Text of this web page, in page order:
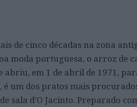
de cinco décadas na zona
moda portuguesa, o arroz de
abriu, em 1 de abril de 1971,
é um dos pratos mais
sala d’O Jacinto. Preparado